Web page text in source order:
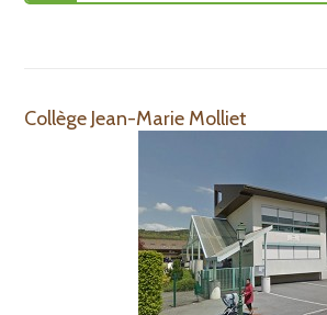
Collège Jean-Marie Molliet